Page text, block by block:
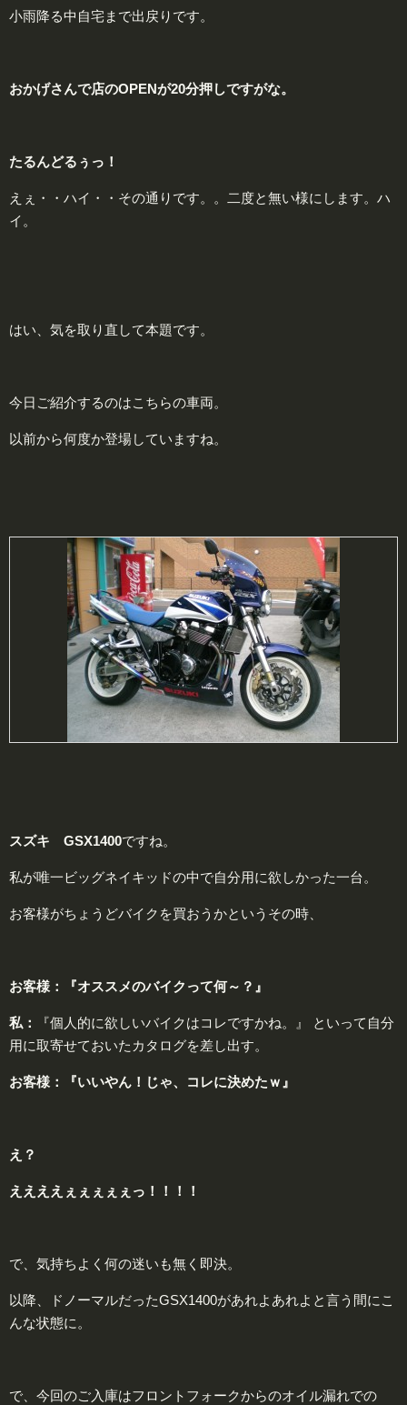
小雨降る中自宅まで出戻りです。
おかげさんで店のOPENが20分押しですがな。
たるんどるぅっ！
えぇ・・ハイ・・その通りです。。二度と無い様にします。ハ
イ。
はい、気を取り直して本題です。
今日ご紹介するのはこちらの車両。
以前から何度か登場していますね。
スズキ GSX1400ですね。
私が唯一ビッグネイキッドの中で自分用に欲しかった一台。
お客様がちょうどバイクを買おうかというその時、
お客様：『オススメのバイクって何～？』
私： 『個人的に欲しいバイクはコレですかね。』
といって自分
用に取寄せておいたカタログを差し出す。
お客様： 『いいやん！じゃ、コレに決めたｗ』
え？
ええええぇぇぇぇぇっ！！！！
で、気持ちよく何の迷いも無く即決。
以降、ドノーマルだったGSX1400があれよあれよと言う間にこ
んな状態に。
で、今回のご入庫はフロントフォークからのオイル漏れでの